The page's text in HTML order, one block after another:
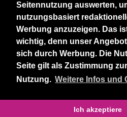
Seitennutzung auswerten,
nutzungsbasiert
Werbung anzuzeigen. Das
wichtig, denn unser
sich durch Werbung. Die
Seite gilt als Zustimmung
Nutzung. Weitere Infos und
Ich akzeptiere
Nehmen Sie Kontakt mit uns
Unsere anderen
BlackAndBeauties